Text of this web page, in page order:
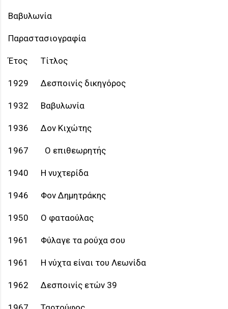
Βαβυλωνία
Παραστασιογραφία
Έτος Τίτλος
1929 Δεσποινίς δικηγόρος
1932 Βαβυλωνία
1936 Δον Κιχώτης
1967 Ο επιθεωρητής
1940 Η νυχτερίδα
1946 Φον Δημητράκης
1950 Ο φαταούλας
1961 Φύλαγε τα ρούχα σου
1961 Η νύχτα είναι του Λεωνίδα
1962 Δεσποινίς ετών 39